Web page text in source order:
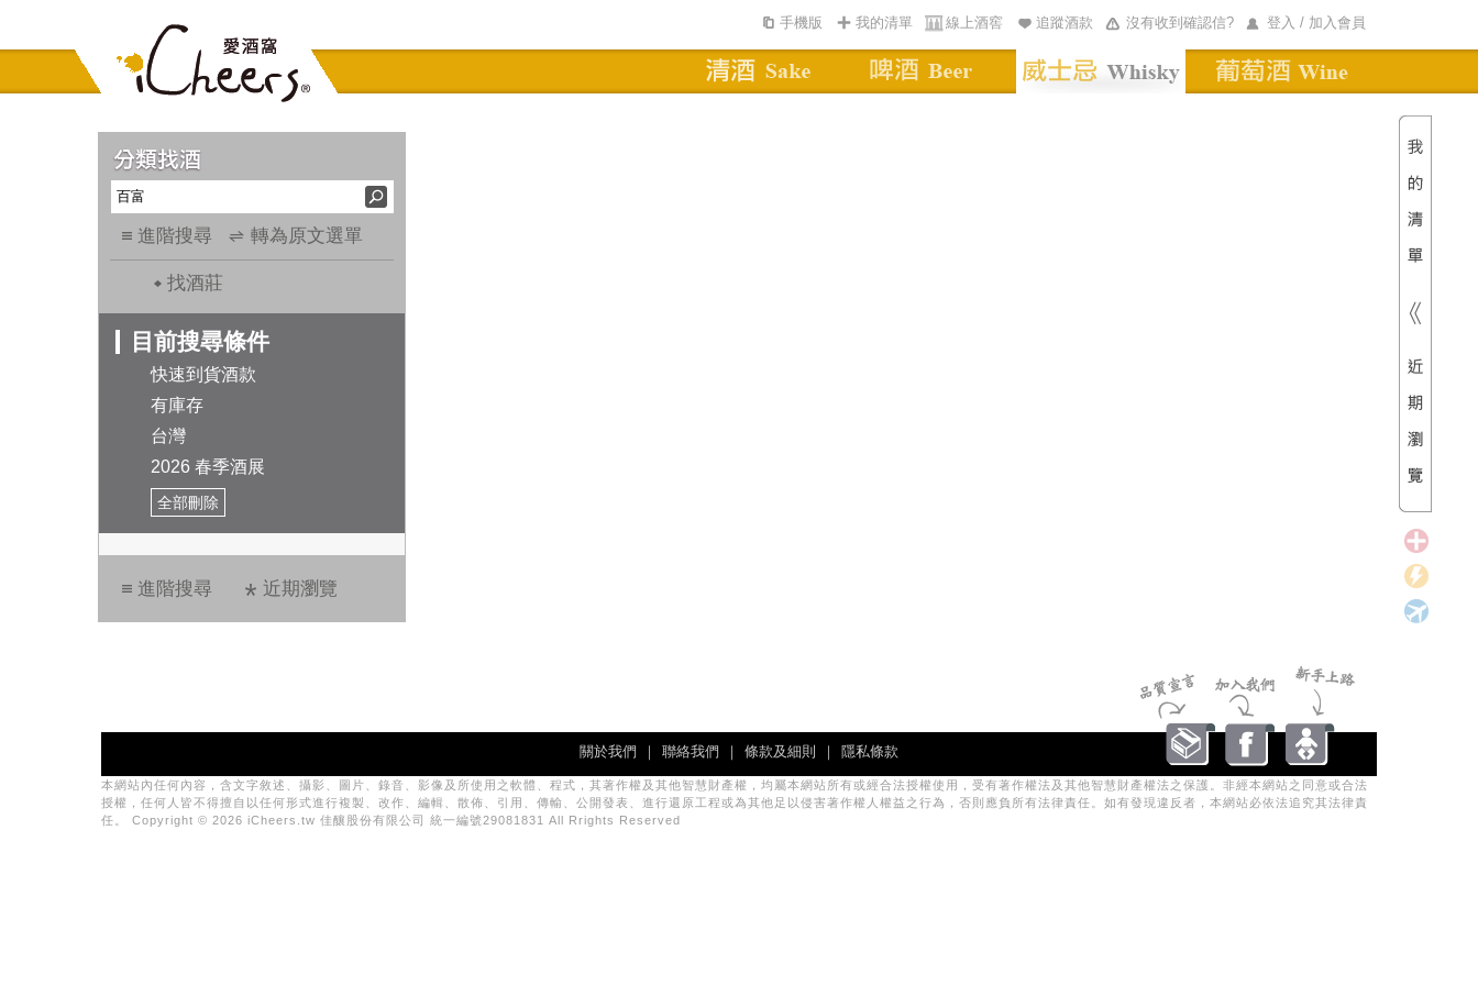
登入 / 加入會員
沒有收到確認信?
追蹤酒款
線上酒窖
我的清單
手機版
進階搜尋 轉為原文選單
找酒莊
目前搜尋條件
快速到貨酒款
有庫存
台灣
2026 春季酒展
全部刪除
進階搜尋 近期瀏覽
關於我們 ｜ 聯絡我們 ｜ 條款及細則 ｜ 隱私條款
本網站內任何內容，含文字敘述、攝影、圖片、錄音、影像及所使用之軟體、程式，其著作權及其他智慧財產權，均屬本網站所有或經合法授權使用，受有著作權法及其他智慧財產權法之保護。非經本網站之同意或合法
授權，任何人皆不得擅自以任何形式進行複製、改作、編輯、散佈、引用、傳輸、公開發表、進行還原工程或為其他足以侵害著作權人權益之行為，否則應負所有法律責任。如有發現違反者，本網站必依法追究其法律責
任。 Copyright © 2026 iCheers.tw 佳釀股份有限公司 統一編號29081831 All Rrights Reserved